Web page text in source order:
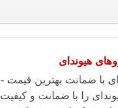
هیوندای
با ضمانت بهترین قیمت -
را با ضمانت و کیفیت